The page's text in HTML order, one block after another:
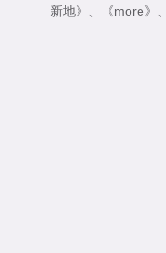
新地》
《more》